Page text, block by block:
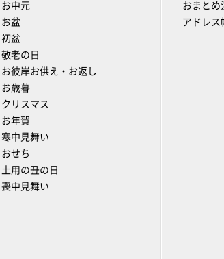
お中元
お盆
初盆
敬老の日
お彼岸お供え・お返し
お歳暮
クリスマス
お年賀
寒中見舞い
おせち
土用の丑の日
喪中見舞い
おまとめ
アドレス